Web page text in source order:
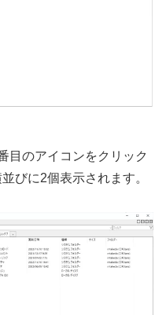
目のアイコンをクリック
びに2個表示されます。